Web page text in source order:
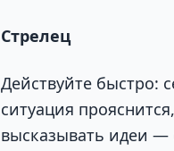
Стрелец
Действуйте быстро:
ситуация
высказывать идеи —